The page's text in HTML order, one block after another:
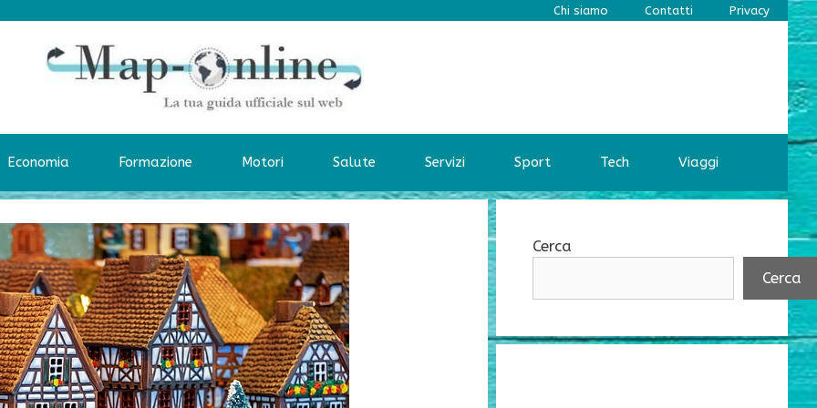
Chi siamo Contatti Privacy
Economia Formazione Motori Salute Servizi Sport Tech Viaggi
Cerca
Cerca